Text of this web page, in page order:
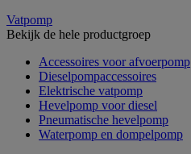
Vatpomp
Bekijk de hele productgroep
Accessoires voor afvoerpomp
Dieselpompaccessoires
Elektrische vatpomp
Hevelpomp voor diesel
Pneumatische hevelpomp
Waterpomp en dompelpomp